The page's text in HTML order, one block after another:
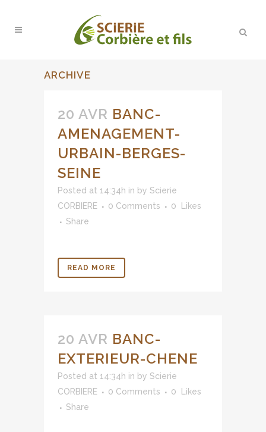
ARCHIVE
20 AVR BANC-
AMENAGEMENT-
URBAIN-BERGES-
SEINE
Posted at 14:34h in by Scierie
CORBIERE
0 Comments 0
Likes
Share
READ MORE
20 AVR BANC-
EXTERIEUR-CHENE
Posted at 14:34h in by Scierie
CORBIERE
0 Comments 0
Likes
Share